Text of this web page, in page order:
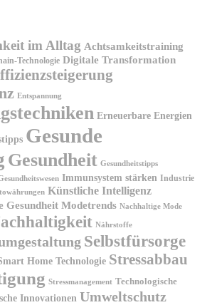
im Alltag Achtsamkeitstraining
Technologie Digitale Transformation
Entspannung
Erneuerbare Energien
Gesunde
Gesundheit Gesundheitstipps
Immunsystem stärken Industrie
Künstliche Intelligenz
Gesundheit Modetrends Nachhaltige Mode
Nährstoffe
Selbstfürsorge
Home Technologie Stressabbau
Stressmanagement Technologische
Innovationen Umweltschutz